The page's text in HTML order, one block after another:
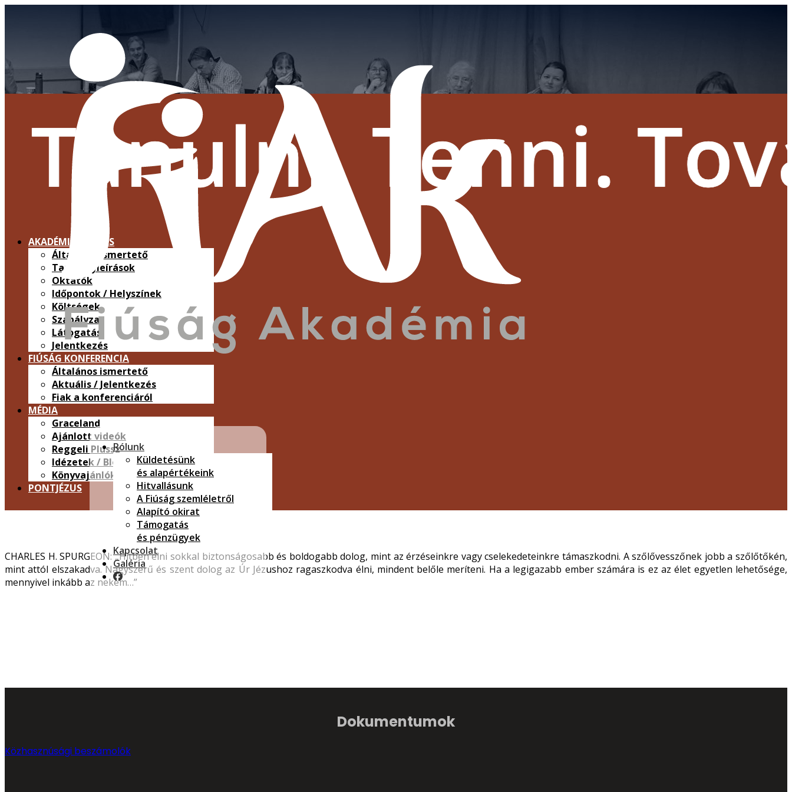
Rólunk
Küldetésünk
és alapértékeink
Hitvallásunk
A Fiúság szemléletről
Alapító okirat
Támogatás
és pénzügyek
Kapcsolat
Galéria
AKADÉMIAI KÉPZÉS
Általános ismertető
Tantárgyleírások
Oktatók
Időpontok / Helyszínek
Költségek
Szabályzat
Látogatás
Jelentkezés
FIÚSÁG KONFERENCIA
Általános ismertető
Aktuális / Jelentkezés
Fiak a konferenciáról
MÉDIA
Graceland
Ajánlott videók
Reggeli Plussz
Idézetek / Blog
Könyvajánlók
PONTJÉZUS
CHARLES H. SPURGEON: „Hitben élni sokkal biztonságosabb és boldogabb dolog, mint az érzéseinkre vagy cselekedeteinkre támaszkodni. A szőlővesszőnek jobb a szőlőtőkén,
mint attól elszakadva. Nagyszerű és szent dolog az Úr Jézushoz ragaszkodva élni, mindent belőle meríteni. Ha a legigazabb ember számára is ez az élet egyetlen lehetősége,
mennyivel inkább az nekem…”
Dokumentumok
Közhasznúsági beszámolók